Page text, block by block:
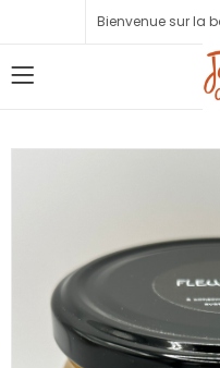
Bienvenue sur la